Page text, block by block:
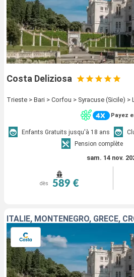
Costa Deliziosa
Trieste > Bari > Corfou > Syracuse (Sicile) >
Payez
Enfants Gratuits jusqu'à 18 ans
Pension complète
sam. 14 nov.
dès 589 €
ITALIE, MONTENEGRO, GRÈCE,